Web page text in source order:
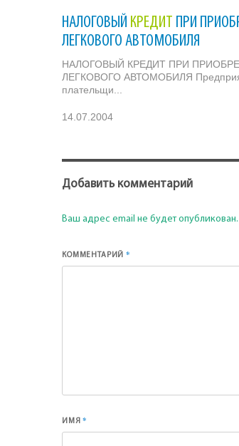
НАЛОГОВЫЙ КРЕДИТ ПРИ
ЛЕГКОВОГО АВТОМОБИЛЯ
НАЛОГОВЫЙ КРЕДИТ ПРИ
ЛЕГКОВОГО АВТОМОБИЛЯ
плательщи...
14.07.2004
Добавить комментарий
Ваш адрес email не будет опубликован.
КОММЕНТАРИЙ*
ИМЯ*